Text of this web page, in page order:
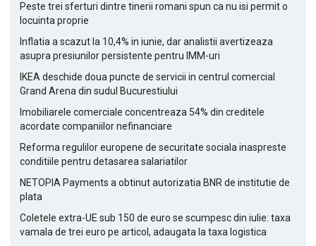
Peste trei sferturi dintre tinerii romani spun ca nu isi permit o
locuinta proprie
Inflatia a scazut la 10,4% in iunie, dar analistii avertizeaza
asupra presiunilor persistente pentru IMM-uri
IKEA deschide doua puncte de servicii in centrul comercial
Grand Arena din sudul Bucurestiului
Imobiliarele comerciale concentreaza 54% din creditele
acordate companiilor nefinanciare
Reforma regulilor europene de securitate sociala inaspreste
conditiile pentru detasarea salariatilor
NETOPIA Payments a obtinut autorizatia BNR de institutie de
plata
Coletele extra-UE sub 150 de euro se scumpesc din iulie: taxa
vamala de trei euro pe articol, adaugata la taxa logistica